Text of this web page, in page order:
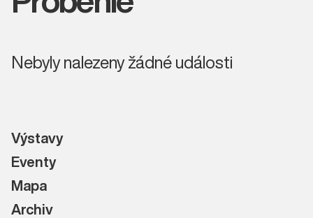
Nebyly nalezeny žádné události
Výstavy
Eventy
Mapa
Archiv